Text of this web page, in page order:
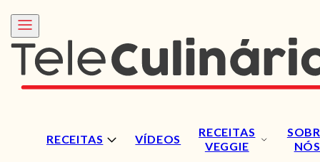
RECEITAS VÍDEOS
RECEITAS
VEGGIE
NÓS